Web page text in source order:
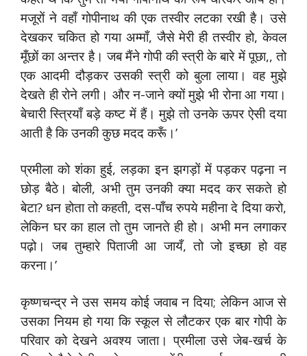
मजूरों ने वहाँ गोपीनाथ की एक तस्वीर लटका रखी है। उसे
देखकर चकित हो गया अम्माँ, जैसे मेरी ही तस्वीर हो, केवल
मूँछों का अन्तर है। जब मैंने गोपी की स्त्री के बारे में पूछा,, तो
एक आदमी दौड़कर उसकी स्त्री को बुला लाया। वह मुझे
देखते ही रोने लगी। और न-जाने क्यों मुझे भी रोना आ गया।
बेचारी स्त्रियाँ बड़े कष्ट में हैं। मुझे तो उनके ऊपर ऐसी दया
आती है कि उनकी कुछ मदद करूँ।’
प्रमीला को शंका हुई, लड़का इन झगड़ों में पड़कर पढ़ना न
छोड़ बैठे। बोली, अभी तुम उनकी क्या मदद कर सकते हो
बेटा? धन होता तो कहती, दस-पाँच रुपये महीना दे दिया करो,
लेकिन घर का हाल तो तुम जानते ही हो। अभी मन लगाकर
पढ़ो। जब तुम्हारे पिताजी आ जायँ, तो जो इच्छा हो वह
करना।’
कृष्णचन्द्र ने उस समय कोई जवाब न दिया; लेकिन आज से
उसका नियम हो गया कि स्कूल से लौटकर एक बार गोपी के
परिवार को देखने अवश्य जाता। प्रमीला उसे जेब-खर्च के